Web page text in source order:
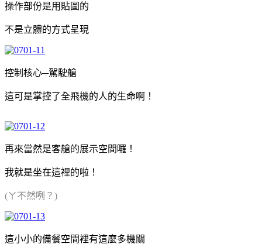
操作部份是用貼圖的
不是立體的方式呈現
控制核心─駕駛艙
這可是掌控了全飛機的人的生命啊！
再來當然是客艙的展示空間囉！
我就是坐在這裡的啦！
(ㄚ不然咧？)
這小小的備餐空間裡有這麼多機關